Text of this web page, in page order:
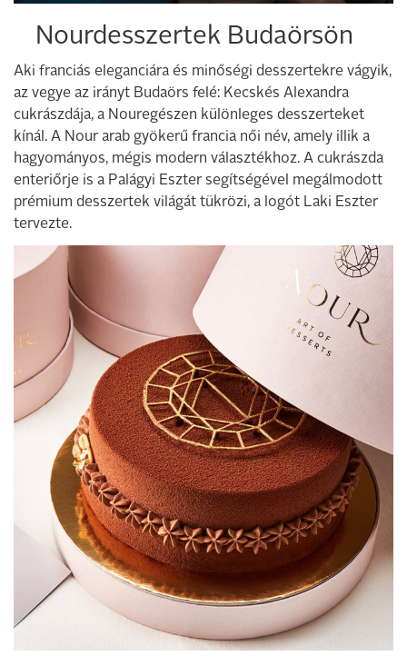
Nourdesszertek Budaörsön
Aki franciás eleganciára és minőségi desszertekre vágyik,
az vegye az irányt Budaörs felé: Kecskés Alexandra
cukrászdája, a Nouregészen különleges desszerteket
kínál. A Nour arab gyökerű francia női név, amely illik a
hagyományos, mégis modern választékhoz. A cukrászda
enteriőrje is a Palágyi Eszter segítségével megálmodott
prémium desszertek világát tükrözi, a logót Laki Eszter
tervezte.